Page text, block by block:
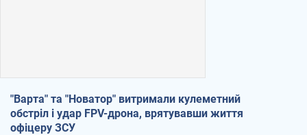
"Варта" та "Новатор" витримали кулеметний
обстріл і удар FPV-дрона, врятувавши життя
офіцеру ЗСУ